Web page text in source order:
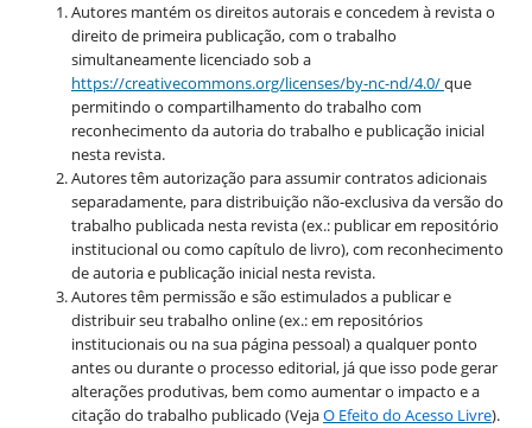
Autores mantém os direitos autorais e concedem à revista o
direito de primeira publicação, com o trabalho
simultaneamente licenciado sob a
https://creativecommons.org/licenses/by-nc-nd/4.0/que
permitindo o compartilhamento do trabalho com
reconhecimento da autoria do trabalho e publicação inicial
nesta revista.
Autores têm autorização para assumir contratos adicionais
separadamente, para distribuição não-exclusiva da versão do
trabalho publicada nesta revista (ex.: publicar em repositório
institucional ou como capítulo de livro), com reconhecimento
de autoria e publicação inicial nesta revista.
Autores têm permissão e são estimulados a publicar e
distribuir seu trabalho online (ex.: em repositórios
institucionais ou na sua página pessoal) a qualquer ponto
antes ou durante o processo editorial, já que isso pode gerar
alterações produtivas, bem como aumentar o impacto e a
citação do trabalho publicado (VejaO Efeito do Acesso Livre).